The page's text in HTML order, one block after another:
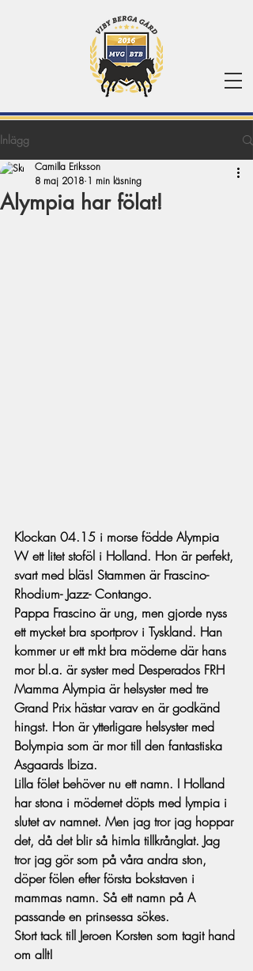
Inlägg
Alympia har fölat!
Camilla Eriksson
8 maj 2018 1 min läsning
Klockan 04.15 i morse födde Alympia
W ett litet stoföl i Holland. Hon är perfekt,
svart med bläs! Stammen är Frascino-
Rhodium- Jazz- Contango.
Pappa Frascino är ung, men gjorde nyss
ett mycket bra sportprov i Tyskland. Han
kommer ur ett mkt bra möderne där hans
mor bl.a. är syster med Desperados FRH
Mamma Alympia är helsyster med tre
Grand Prix hästar varav en är godkänd
hingst. Hon är ytterligare helsyster med
Bolympia som är mor till den fantastiska
Asgaards Ibiza.
Lilla fölet behöver nu ett namn. I Holland
har stona i mödernet döpts med lympia i
slutet av namnet. Men jag tror jag hoppar
det, då det blir så himla tillkrånglat. Jag
tror jag gör som på våra andra ston,
döper fölen efter första bokstaven i
mammas namn. Så ett namn på A
passande en prinsessa sökes.
Stort tack till Jeroen Korsten som tagit hand
om allt!